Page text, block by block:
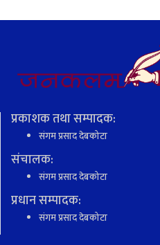
प्रकाशक तथा सम्पादक:
संगम प्रसाद देबकोटा
संचालक:
संगम प्रसाद देबकोटा
प्रधान सम्पादक:
संगम प्रसाद देबकोटा